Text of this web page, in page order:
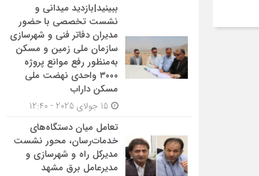
ببینید|بازدید میدانی و
نشست تخصصی با حضور
مدیران دفاتر فنی و شهرسازی
سازمان ملی زمین و مسکن
به‌منظور رفع موانع پروژه
۳۰۰۰ واحدی نهضت ملی
مسکن داراب
تعامل میان دستگاه‌های
خدمات‌رسان، محور نشست
مدیرکل راه و شهرسازی و
مدیرعامل برق مشهد